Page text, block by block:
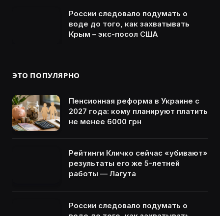
России следовало подумать о
воде до того, как захватывать
Крым – экс-посол США
ЭТО ПОПУЛЯРНО
Пенсионная реформа в Украине с
2027 года: кому планируют платить
не менее 6000 грн
Рейтинги Кличко сейчас «убивают»
результаты его же 5-летней
работы — Лагута
России следовало подумать о